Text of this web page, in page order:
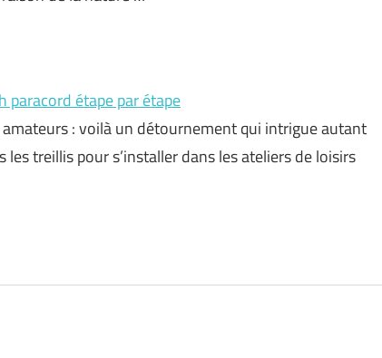
paracord étape par étape
: voilà un détournement qui intrigue autant
treillis pour s’installer dans les ateliers de loisirs